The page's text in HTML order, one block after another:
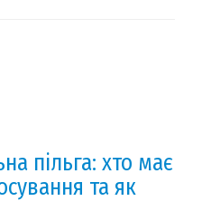
пільга: хто має
та як